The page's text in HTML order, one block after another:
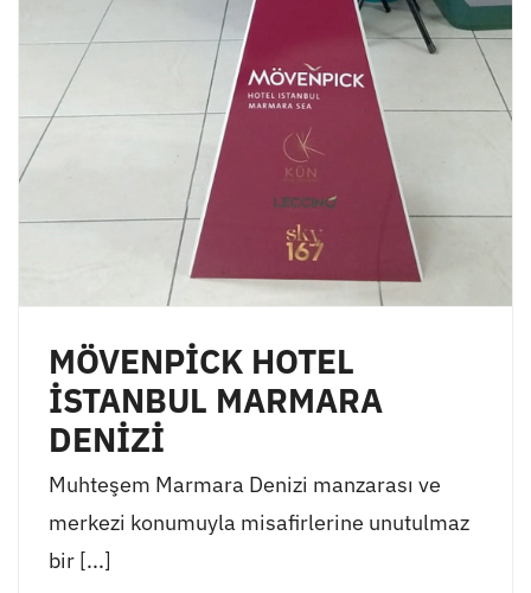
MÖVENPİCK HOTEL
İSTANBUL MARMARA
DENİZİ
Muhteşem Marmara Denizi manzarası ve
merkezi konumuyla misafirlerine unutulmaz
bir [...]